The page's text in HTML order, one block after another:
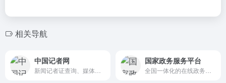
相关导航
中国记者网 国家政务服务平台